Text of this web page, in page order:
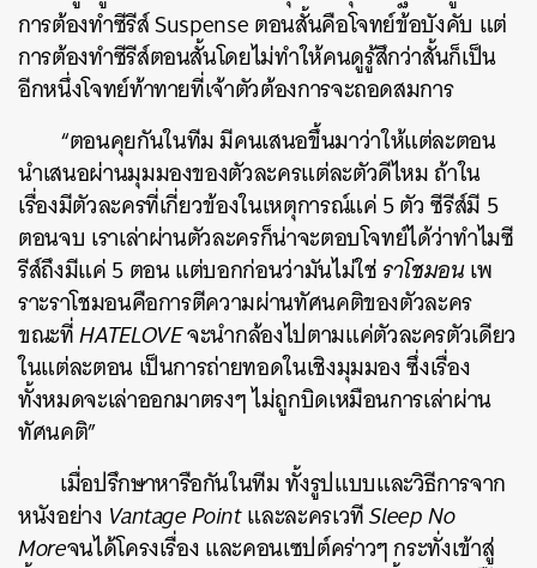
การต้องทำซีรีส์ Suspense ตอนสั้นคือโจทย์ข้อบังคับ แต่
การต้องทำซีรีส์ตอนสั้นโดยไม่ทำให้คนดูรู้สึกว่าสั้นก็เป็น
อีกหนึ่งโจทย์ท้าทายที่เจ้าตัวต้องการจะถอดสมการ
“ตอนคุยกันในทีม มีคนเสนอขึ้นมาว่าให้แต่ละตอน
นำเสนอผ่านมุมมองของตัวละครแต่ละตัวดีไหม ถ้าใน
เรื่องมีตัวละครที่เกี่ยวข้องในเหตุการณ์แค่ 5 ตัว ซีรีส์มี 5
ตอนจบ เราเล่าผ่านตัวละครก็น่าจะตอบโจทย์ได้ว่าทำไมซี
รีส์ถึงมีแค่ 5 ตอน แต่บอกก่อนว่ามันไม่ใช่ราโชมอนเพ
ราะราโชมอนคือการตีความผ่านทัศนคติของตัวละคร
ขณะที่HATELOVEจะนำกล้องไปตามแค่ตัวละครตัวเดียว
ในแต่ละตอน เป็นการถ่ายทอดในเชิงมุมมอง ซึ่งเรื่อง
ทั้งหมดจะเล่าออกมาตรงๆ ไม่ถูกบิดเหมือนการเล่าผ่าน
ทัศนคติ”
เมื่อปรึกษาหารือกันในทีม ทั้งรูปแบบและวิธีการจาก
หนังอย่าง Vantage PointและละครเวทีSleep No
Moreจนได้โครงเรื่อง และคอนเซปต์คร่าวๆ กระทั่งเข้าสู่